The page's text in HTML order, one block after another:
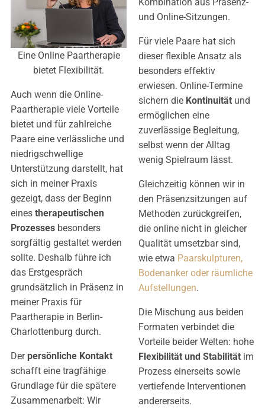
Eine Online Paartherapie
bietet Flexibilität.
Auch wenn die Online-
Paartherapie viele Vorteile
bietet und für zahlreiche
Paare eine verlässliche und
niedrigschwellige
Unterstützung darstellt, hat
sich in meiner Praxis
gezeigt, dass der Beginn
eines therapeutischen
Prozesses besonders
sorgfältig gestaltet werden
sollte. Deshalb führe ich
das Erstgespräch
grundsätzlich in Präsenz in
meiner Praxis für
Paartherapie in Berlin-
Charlottenburg durch.
Der persönliche Kontakt
schafft eine tragfähige
Grundlage für die spätere
Zusammenarbeit: Wir
und Online-Sitzungen.
Für viele Paare hat sich
dieser flexible Ansatz als
besonders effektiv
erwiesen. Online-Termine
sichern die Kontinuität und
ermöglichen eine
zuverlässige Begleitung,
selbst wenn der Alltag
wenig Spielraum lässt.
Gleichzeitig können wir in
den Präsenzsitzungen auf
Methoden zurückgreifen,
die online nicht in gleicher
Qualität umsetzbar sind,
wie etwa Paarskulpturen,
Bodenanker oder räumliche
Aufstellungen.
Die Mischung aus beiden
Formaten verbindet die
Vorteile beider Welten: hohe
Flexibilität und Stabilität im
Prozess einerseits sowie
vertiefende Interventionen
andererseits.